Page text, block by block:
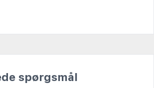
spørgsmål